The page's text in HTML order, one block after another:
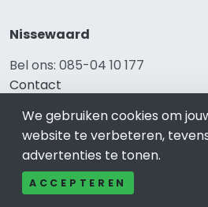
Nissewaard
Bel ons: 085-04 10 177
Contact
Over ons
Cookieverklaring
Avg
Privacy
We gebruiken cookies om
website te verbeteren,
advertenties te tonen.
ACCEPTEREN